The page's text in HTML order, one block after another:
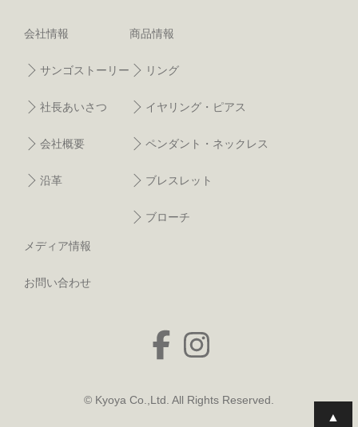
会社情報
サンゴストーリー
社長あいさつ
会社概要
沿革
商品情報
リング
イヤリング・ピアス
ペンダント・ネックレス
ブレスレット
ブローチ
メディア情報
お問い合わせ
© Kyoya Co.,Ltd. All Rights Reserved.
▲